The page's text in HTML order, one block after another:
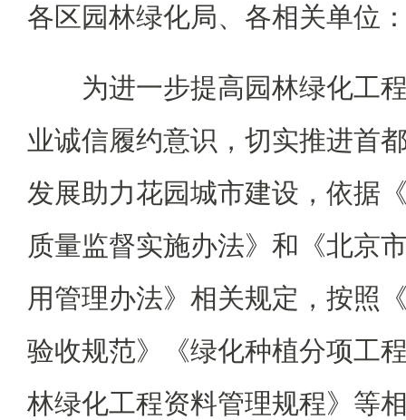
各区园林绿化局、各相关单位
为进一步提高园林绿化工
业诚信履约意识，切实推进首
发展助力花园城市建设，依据
质量监督实施办法》和《北京
用管理办法》相关规定，按照
验收规范》《绿化种植分项工
林绿化工程资料管理规程》等